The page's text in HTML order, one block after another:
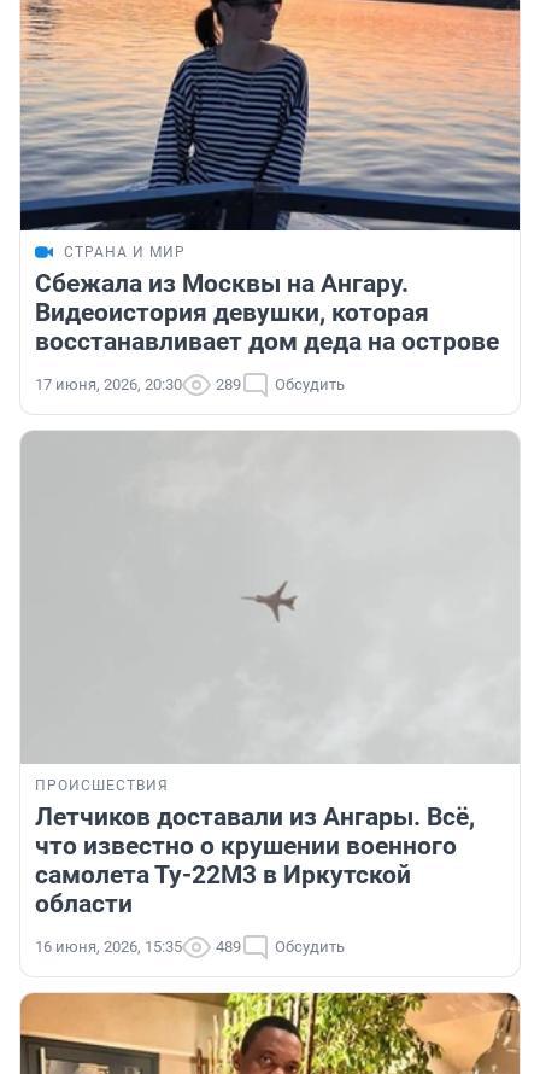
СТРАНА И МИР
Сбежала из Москвы на Ангару.
Видеоистория девушки, которая
восстанавливает дом деда на острове
17 июня, 2026, 20:30 289 Обсудить
ПРОИСШЕСТВИЯ
Летчиков доставали из Ангары. Всё,
что известно о крушении военного
самолета Ту-22М3 в Иркутской
области
16 июня, 2026, 15:35 489 Обсудить